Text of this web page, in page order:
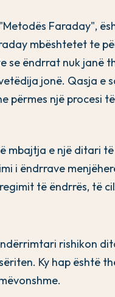
Faraday",
mbështetet te
se ëndrrat nuk janë
jonë. Qasja e
përmes një procesi
mbajtja e një ditari
i ëndrrave
të ëndrrës, të
rishikon
Ky hap është